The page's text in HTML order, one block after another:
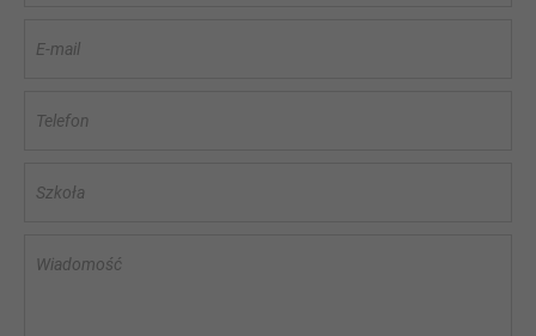
E-mail
Telefon
Szkoła
Wiadomość